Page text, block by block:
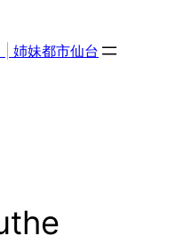
| 姉妹都市仙台